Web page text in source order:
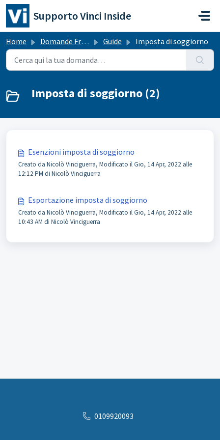
Salta al contenuto principale
Supporto Vinci Inside
Home Domande Frequenti (FAQ) Guide Imposta di soggiorno
Imposta di soggiorno (2)
Esenzioni imposta di soggiorno
Creato da Nicolò Vinciguerra, Modificato il Gio, 14 Apr, 2022 alle
12:12 PM di Nicolò Vinciguerra
Esportazione imposta di soggiorno
Creato da Nicolò Vinciguerra, Modificato il Gio, 14 Apr, 2022 alle
10:43 AM di Nicolò Vinciguerra
0109920093